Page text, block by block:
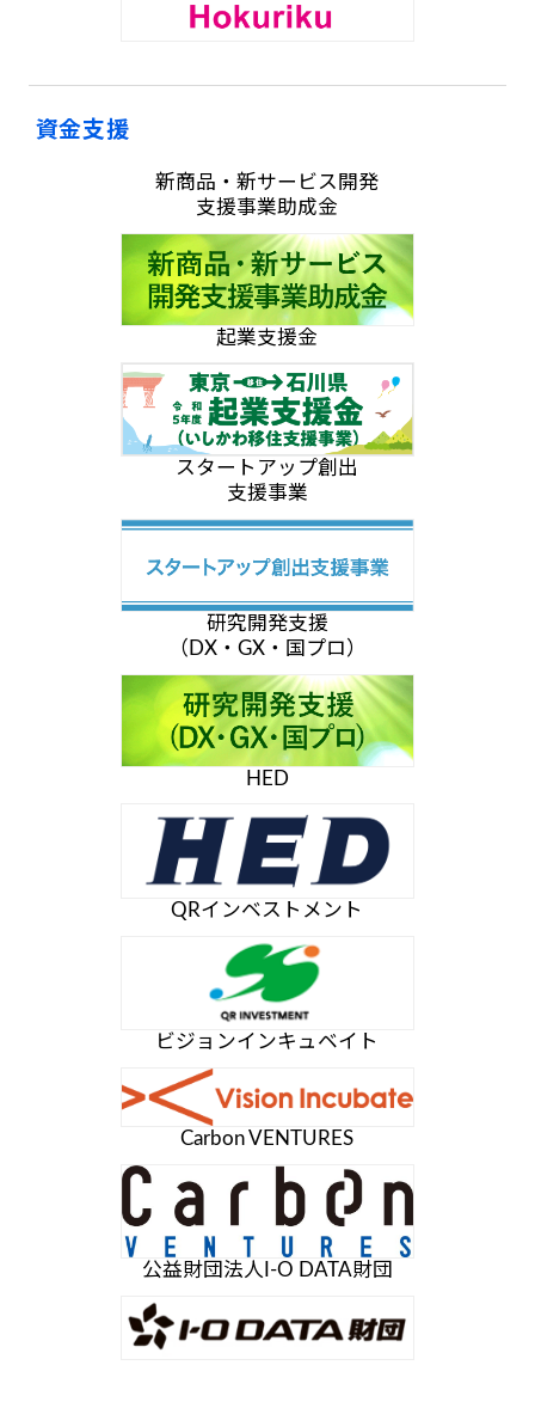
資金支援
新商品・新サービス開発
支援事業助成金
起業支援金
スタートアップ創出
支援事業
研究開発支援
（DX・GX・国プロ）
HED
QRインベストメント
ビジョンインキュベイト
Carbon VENTURES
公益財団法人I-O DATA財団